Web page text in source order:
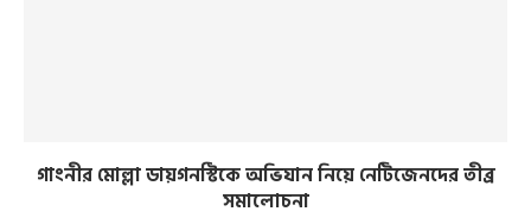
গাংনীর মোল্লা ডায়গনস্টিকে অভিযান নিয়ে নেটিজেনদের তীব্র
সমালোচনা